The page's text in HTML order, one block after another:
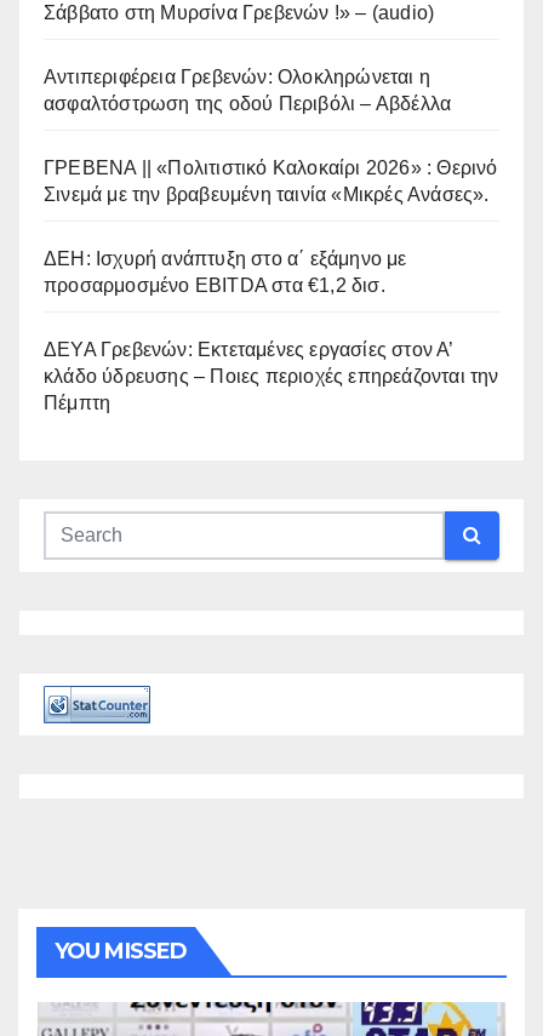
Σάββατο στη Μυρσίνα Γρεβενών !» – (audio)
Αντιπεριφέρεια Γρεβενών: Ολοκληρώνεται η
ασφαλτόστρωση της οδού Περιβόλι – Αβδέλλα
ΓΡΕΒΕΝΑ || «Πολιτιστικό Καλοκαίρι 2026» : Θερινό
Σινεμά με την βραβευμένη ταινία «Μικρές Ανάσες».
ΔΕΗ: Ισχυρή ανάπτυξη στο α΄ εξάμηνο με
προσαρμοσμένο EBITDA στα €1,2 δισ.
ΔΕΥΑ Γρεβενών: Εκτεταμένες εργασίες στον Α’
κλάδο ύδρευσης – Ποιες περιοχές επηρεάζονται την
Πέμπτη
YOU MISSED